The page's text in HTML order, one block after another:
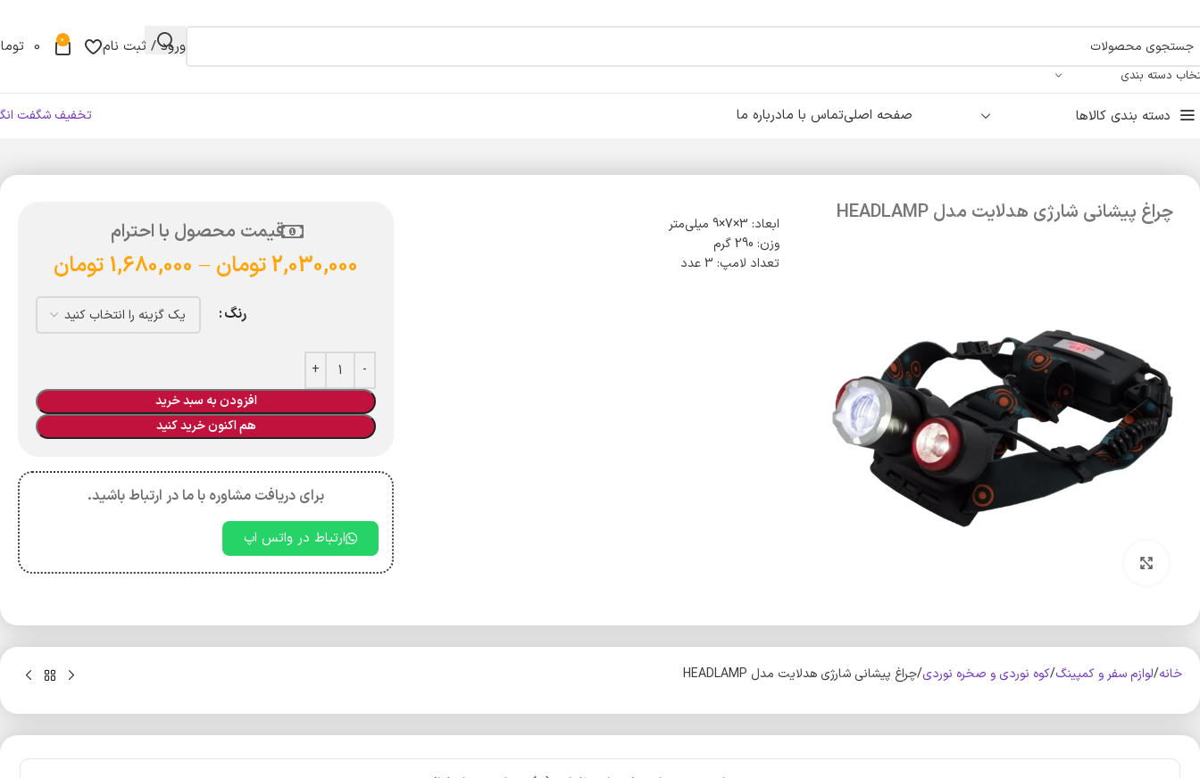
دسته بندی
ورود / ثبت نام 0
0
دسته بندی کالاها صفحه اصلیتماس با مادرباره ما تخفیف شگفت
چراغ پیشانی شارژی هدلایت مدل HEADLAMP
ابعاد: 3×7×9 میلی‌متر
وزن: 290 گرم
تعداد لامپ: 3 عدد
قیمت محصول با احترام
2,030,000تومان –
1,680,000 تومان
رنگ
افزودن به سبد خرید
هم اکنون خرید کنید
برای دریافت مشاوره با ما در ارتباط باشید.
ارتباط در واتس اپ
خانه لوازم سفر و کمپینگ کوه‌ نوردی و صخره نوردی چراغ پیشانی شارژی هدلایت مدل HEADLAMP